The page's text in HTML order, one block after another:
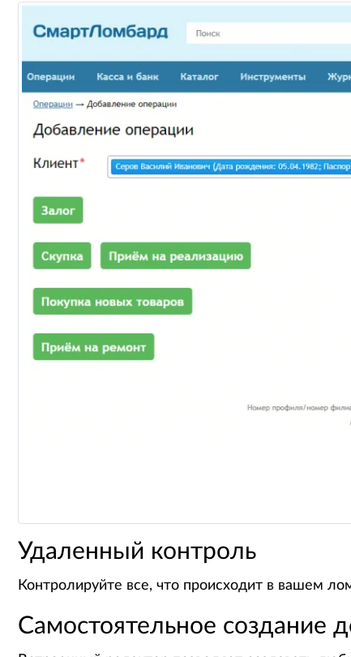
Удаленный контроль
Контролируйте все, что происходит в вашем
Самостоятельное создание